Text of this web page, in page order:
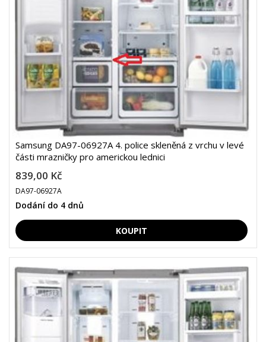
Samsung DA97-06927A 4. police skleněná z vrchu v levé
části mrazničky pro americkou lednici
839,00 Kč
DA97-06927A
Dodání do 4 dnů